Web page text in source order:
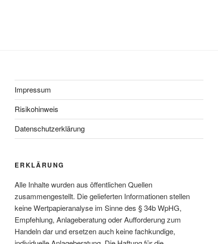
Impressum
Risikohinweis
Datenschutzerklärung
ERKLÄRUNG
Alle Inhalte wurden aus öffentlichen Quellen
zusammengestellt. Die gelieferten Informationen stellen
keine Wertpapieranalyse im Sinne des § 34b WpHG,
Empfehlung, Anlageberatung oder Aufforderung zum
Handeln dar und ersetzen auch keine fachkundige,